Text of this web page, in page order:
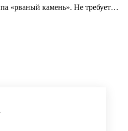
«рваный камень». Не требует
нанесения защитных покрытий,
сроком службы.